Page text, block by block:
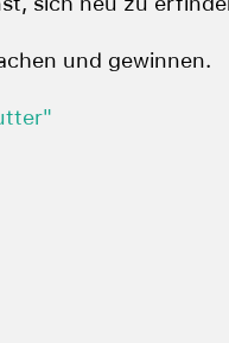
und gewinnen.